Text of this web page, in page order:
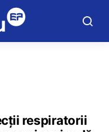
respiratorii